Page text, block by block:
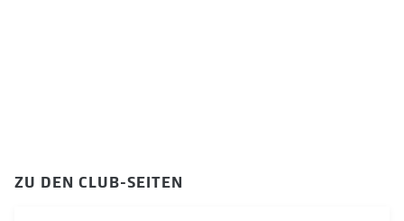
ZU DEN CLUB-SEITEN